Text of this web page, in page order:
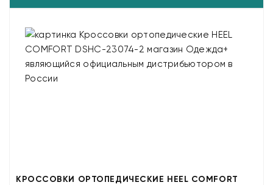
КРОССОВКИ ОРТОПЕДИЧЕСКИЕ HEEL COMFORT